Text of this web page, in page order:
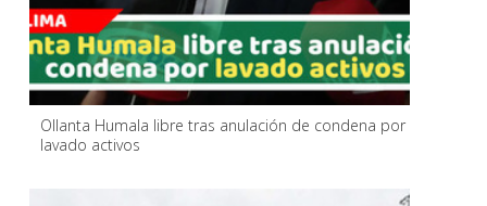
Ollanta Humala libre tras anulación de condena por
lavado activos